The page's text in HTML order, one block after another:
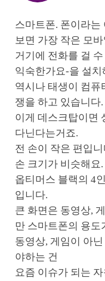
스마트폰. 폰이라는
보면 가장 작은 모
거기에 전화를 걸
익숙한가요-을 설
역시나 태생이 컴퓨
쟁을 하고 있습니다.
이게 데스크탑이면
다닌다는거죠.
전 손이 작은 편입
손 크기가 비슷해요
옵티머스 블랙의 4
입니다.
큰 화면은 동영상,
만 스마트폰의 용도
동영상, 게임이 아
야하는 건
요즘 이슈가 되는